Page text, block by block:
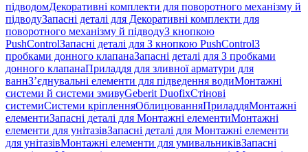
підводомДекоративні комплекти для поворотного механізму й
підводуЗапасні деталі для Декоративні комплекти для
поворотного механізму й підводуЗ кнопкою
PushControlЗапасні деталі для З кнопкою PushControlЗ
пробками донного клапанаЗапасні деталі для З пробками
донного клапанаПриладдя для зливної арматури для
ваннЗ’єднувальні елементи для підведення водиМонтажні
системи й системи змивуGeberit DuofixСтінові
системиСистеми кріпленняОблицюванняПриладдяМонтажні
елементиЗапасні деталі для Монтажні елементиМонтажні
елементи для унітазівЗапасні деталі для Монтажні елементи
для унітазівМонтажні елементи для умивальниківЗапасні